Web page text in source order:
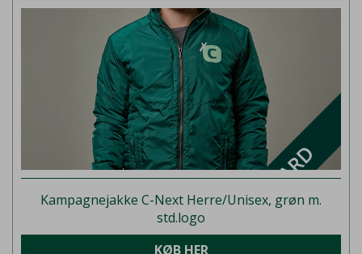
Kampagnejakke C-Next Herre/Unisex, grøn m.
std.logo
KØB HER